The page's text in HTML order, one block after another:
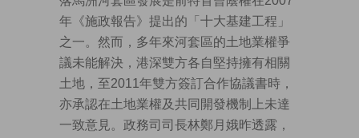
年《施政報告》提出的「十大基建工程」
之一。然而，多年來河套區的土地業權爭
議未能解決，港深雙方各自堅持擁有相關
土地，至2011年雙方簽訂合作協議書時，
亦承認在土地業權及共同開發機制上未達
一致意見。政務司司長林鄭月娥昨透露，